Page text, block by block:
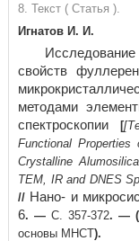
8. Текст ( Статья ).
Игнатов И. И.
свойств
методами
спектроскопии
[
Functional
Crystalline
TEM, IR and DNES
// Нано- и
6. —С. 357-372. — (
основы МНСТ).